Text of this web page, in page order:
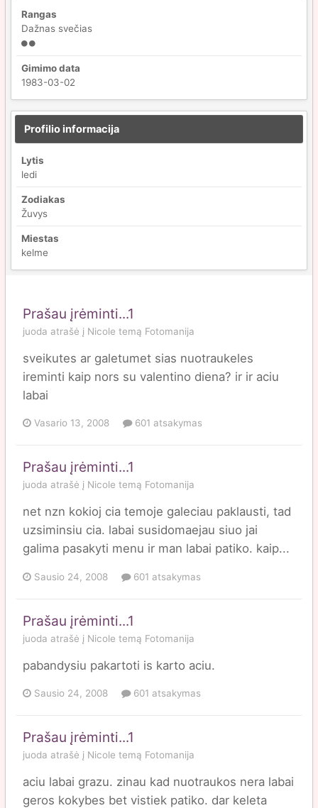
Rangas
Dažnas svečias
Gimimo data
1983-03-02
Profilio informacija
Lytis
ledi
Zodiakas
Žuvys
Miestas
kelme
Prašau įrėminti...1
juoda atrašė į Nicole temą Fotomanija
sveikutes ar galetumet sias nuotraukeles
ireminti kaip nors su valentino diena? ir ir aciu
labai
Vasario 13, 2008 601 atsakymas
Prašau įrėminti...1
juoda atrašė į Nicole temą Fotomanija
net nzn kokioj cia temoje galeciau paklausti, tad
uzsiminsiu cia. labai susidomaejau siuo jai
galima pasakyti menu ir man labai patiko. kaip...
Sausio 24, 2008 601 atsakymas
Prašau įrėminti...1
juoda atrašė į Nicole temą Fotomanija
pabandysiu pakartoti is karto aciu.
Sausio 24, 2008 601 atsakymas
Prašau įrėminti...1
juoda atrašė į Nicole temą Fotomanija
aciu labai grazu. zinau kad nuotraukos nera labai
geros kokybes bet vistiek patiko. dar keleta